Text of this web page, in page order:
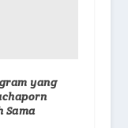
yang
Sama